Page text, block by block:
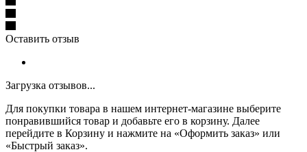
Оставить отзыв
Загрузка отзывов...
Для покупки товара в нашем интернет-магазине выберите
понравившийся товар и добавьте его в корзину. Далее
перейдите в Корзину и нажмите на «Оформить заказ» или
«Быстрый заказ».